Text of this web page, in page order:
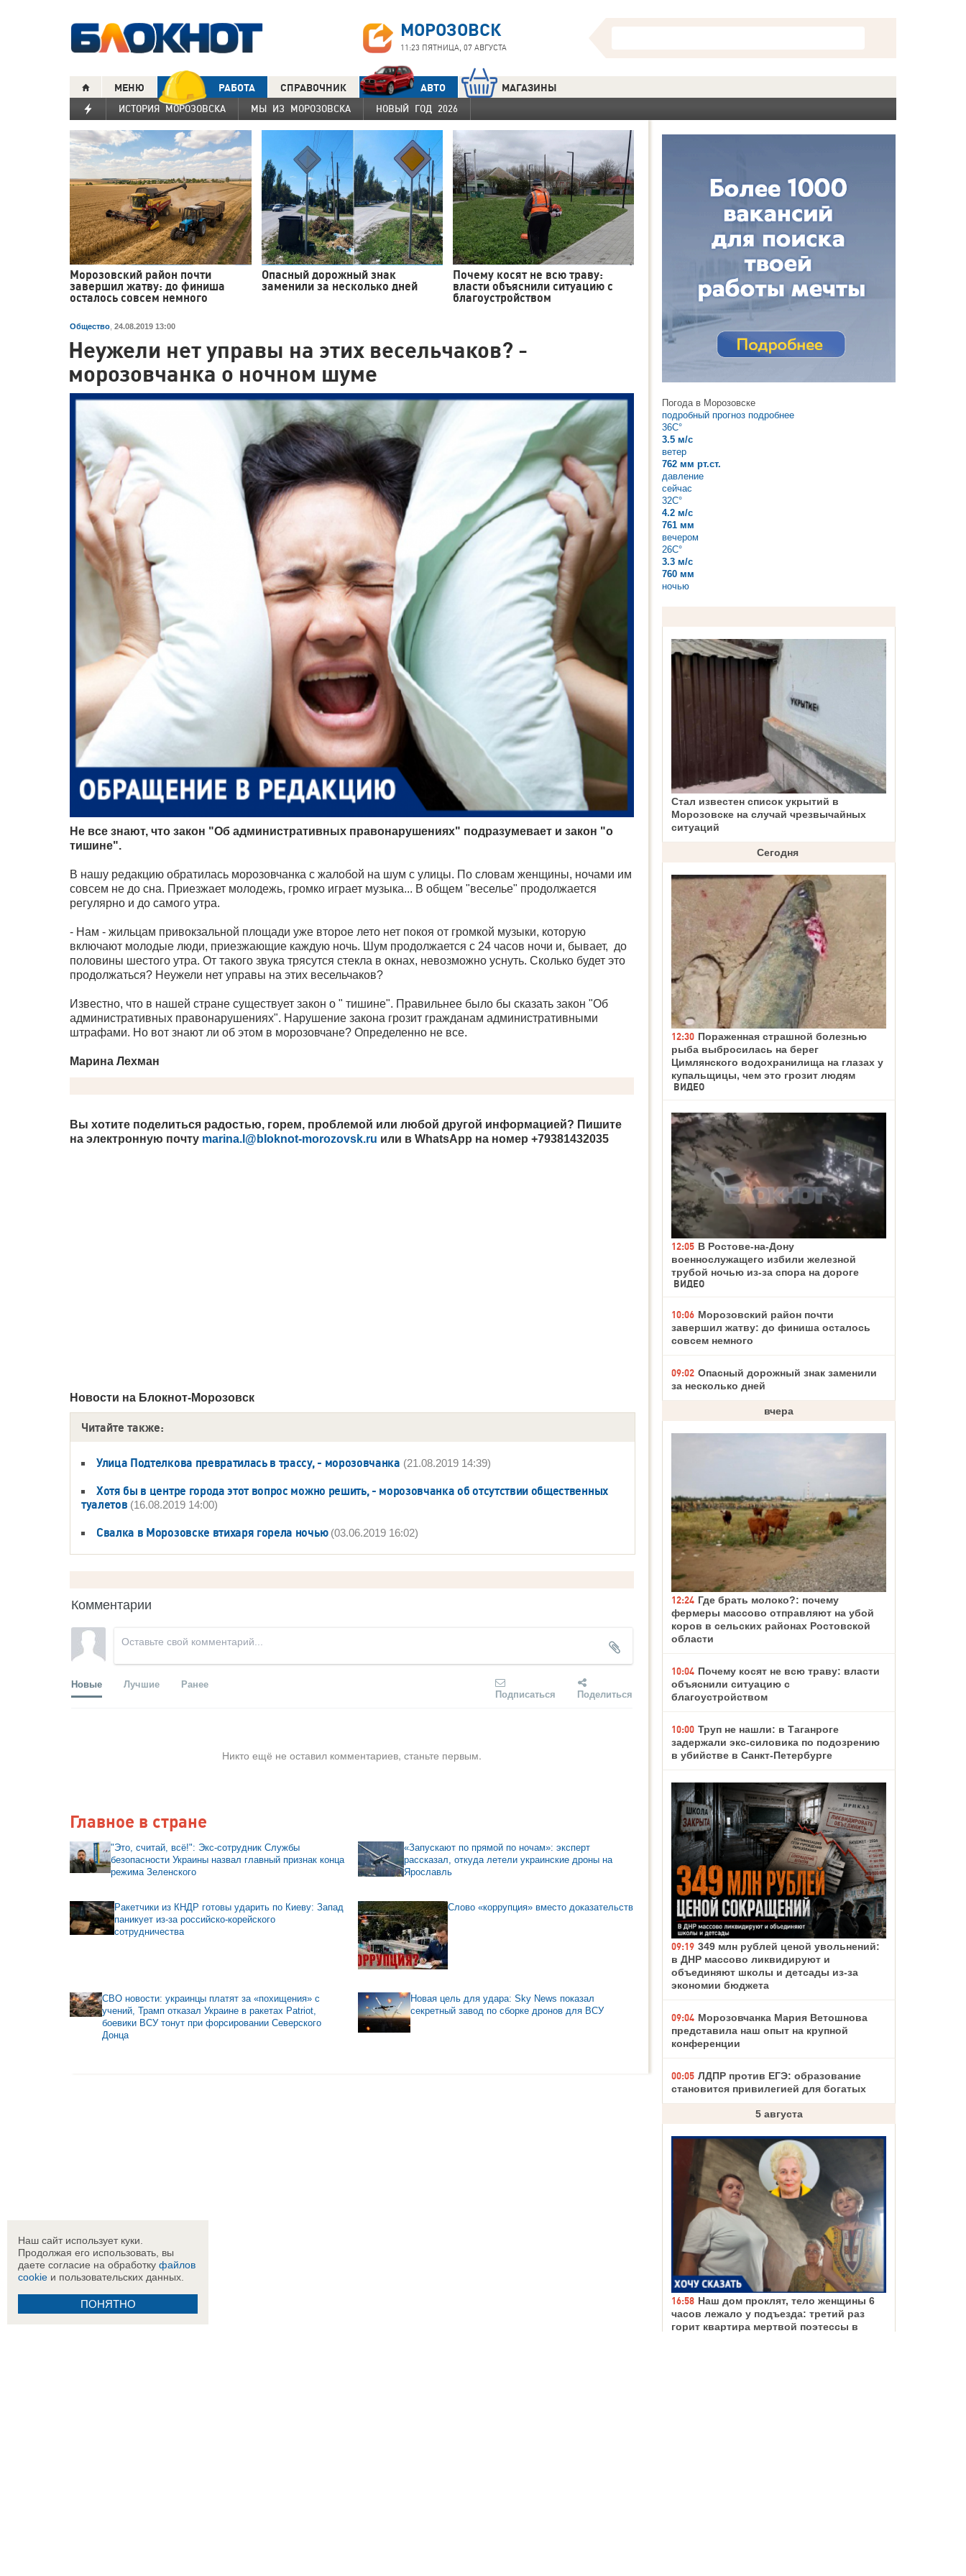
МОРОЗОВСК
11:23 ПЯТНИЦА, 07 АВГУСТА
МЕНЮ РАБОТА СПРАВОЧНИК АВТО МАГАЗИНЫ
ИСТОРИЯ МОРОЗОВСКА МЫ ИЗ МОРОЗОВСКА НОВЫЙ ГОД 2026
Морозовский район почти
завершил жатву: до финиша
осталось совсем немного
Опасный дорожный знак
заменили за несколько дней
Почему косят не всю траву:
власти объяснили ситуацию с
благоустройством
Общество 24.08.2019 13:00
Неужели нет управы на этих весельчаков? -
морозовчанка о ночном шуме
Не все знают, что закон "Об административных правонарушениях" подразумевает и закон "о
тишине".
В нашу редакцию обратилась морозовчанка с жалобой на шум с улицы. По словам женщины, ночами им
совсем не до сна. Приезжает молодежь, громко играет музыка... В общем "веселье" продолжается
регулярно и до самого утра.
- Нам - жильцам привокзальной площади уже второе лето нет покоя от громкой музыки, которую
включают молодые люди, приезжающие каждую ночь. Шум продолжается с 24 часов ночи и, бывает, до
половины шестого утра. От такого звука трясутся стекла в окнах, невозможно уснуть. Сколько будет это
продолжаться? Неужели нет управы на этих весельчаков?
Известно, что в нашей стране существует закон о " тишине". Правильнее было бы сказать закон "Об
административных правонарушениях". Нарушение закона грозит гражданам административными
штрафами. Но вот знают ли об этом в морозовчане? Определенно не все.
Марина Лехман
Вы хотите поделиться радостью, горем, проблемой или любой другой информацией? Пишите
на электронную почту marina.l@bloknot-morozovsk.ru или в WhatsApp на номер +79381432035
Новости на Блoкнoт-Морозовск
Читайте также:
Улица Подтелкова превратилась в трассу, - морозовчанка (21.08.2019 14:39)
Хотя бы в центре города этот вопрос можно решить, - морозовчанка об отсутствии общественных
туалетов (16.08.2019 14:00)
Свалка в Морозовске втихаря горела ночью (03.06.2019 16:02)
Комментарии
Новые Лучшие Ранее
Подписаться Поделиться
Никто ещё не оставил комментариев, станьте первым.
Главное в стране
"Это, считай, всё!": Экс-сотрудник Службы
безопасности Украины назвал главный признак конца
режима Зеленского
«Запускают по прямой по ночам»: эксперт
рассказал, откуда летели украинские дроны на
Ярославль
Ракетчики из КНДР готовы ударить по Киеву: Запад
паникует из-за российско-корейского
сотрудничества
Слово «коррупция» вместо доказательств
СВО новости: украинцы платят за «похищения» с
учений, Трамп отказал Украине в ракетах Patriot,
боевики ВСУ тонут при форсировании Северского
Донца
Новая цель для удара: Sky News показал
секретный завод по сборке дронов для ВСУ
Погода в Морозовске
подробный прогноз подробнее
36C°
3.5 м/с
ветер
762 мм рт.ст.
давление
сейчас
32C°
4.2 м/с
761 мм
вечером
26C°
3.3 м/с
760 мм
ночью
Стал известен список укрытий в
Морозовске на случай чрезвычайных
ситуаций
Сегодня
12:30 Пораженная страшной болезнью
рыба выбросилась на берег
Цимлянского водохранилища на глазах у
купальщицы, чем это грозит людям
ВИДЕО
12:05 В Ростове-на-Дону
военнослужащего избили железной
трубой ночью из-за спора на дороге
ВИДЕО
10:06 Морозовский район почти
завершил жатву: до финиша осталось
совсем немного
09:02 Опасный дорожный знак заменили
за несколько дней
вчера
12:24 Где брать молоко?: почему
фермеры массово отправляют на убой
коров в сельских районах Ростовской
области
10:04 Почему косят не всю траву: власти
объяснили ситуацию с
благоустройством
10:00 Труп не нашли: в Таганроге
задержали экс-силовика по подозрению
в убийстве в Санкт-Петербурге
09:19 349 млн рублей ценой увольнений:
в ДНР массово ликвидируют и
объединяют школы и детсады из-за
экономии бюджета
09:04 Морозовчанка Мария Ветошнова
представила наш опыт на крупной
конференции
00:05 ЛДПР против ЕГЭ: образование
становится привилегией для богатых
5 августа
16:58 Наш дом проклят, тело женщины 6
часов лежало у подъезда: третий раз
горит квартира мертвой поэтессы в
Наш сайт использует куки.
Продолжая его использовать, вы
даете согласие на обработку файлов
cookie и пользовательских данных.
ПОНЯТНО